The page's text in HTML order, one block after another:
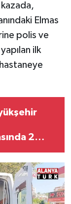
kazada,
Elmas
polis ve
ilk
2